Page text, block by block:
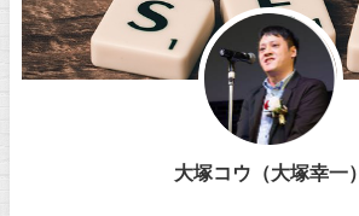
大塚コウ（大塚幸一）